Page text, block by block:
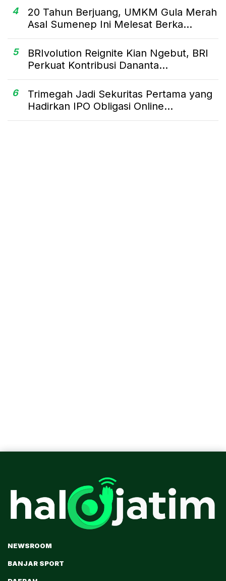
4
20 Tahun Berjuang, UMKM Gula Merah
Asal Sumenep Ini Melesat Berka...
5
BRIvolution Reignite Kian Ngebut, BRI
Perkuat Kontribusi Dananta...
6
Trimegah Jadi Sekuritas Pertama yang
Hadirkan IPO Obligasi Online...
NEWSROOM
BANJAR SPORT